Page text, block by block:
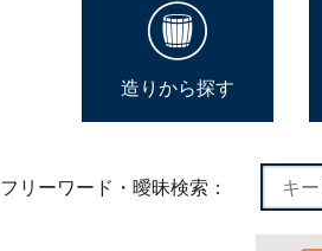
造りから探す
フリーワード・曖昧検索：